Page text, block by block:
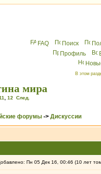
FAQ Поиск
Профиль
В этом
мира
12 След.
форумы -> Дискуссии
Пн 05 Дек 16, 00:46 (10 лет